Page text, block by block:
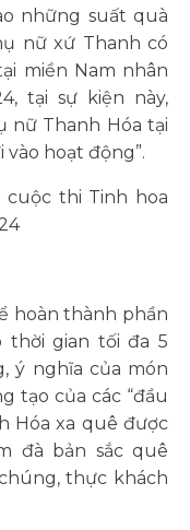
những suất quà
nữ xứ Thanh có
miền Nam nhân
tại sự kiện này,
nữ Thanh Hóa tại
hoạt động”.
hoàn thành phần
thời gian tối đa 5
ý nghĩa của món
tạo của các “đầu
Hóa xa quê được
đà bản sắc quê
thực khách